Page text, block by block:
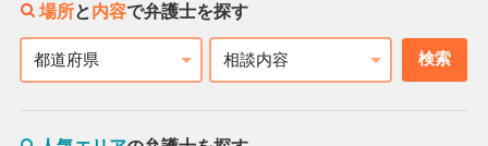
場所と内容で弁護士を探す
都道府県 相談内容 検索